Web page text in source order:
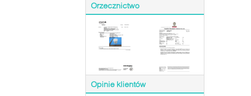
Orzecznictwo
Opinie klientów